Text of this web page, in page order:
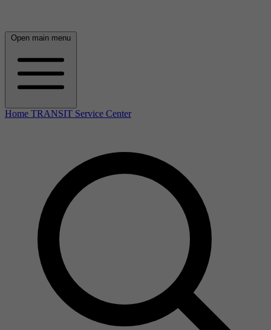
Open main menu
Home TRANSIT Service Center